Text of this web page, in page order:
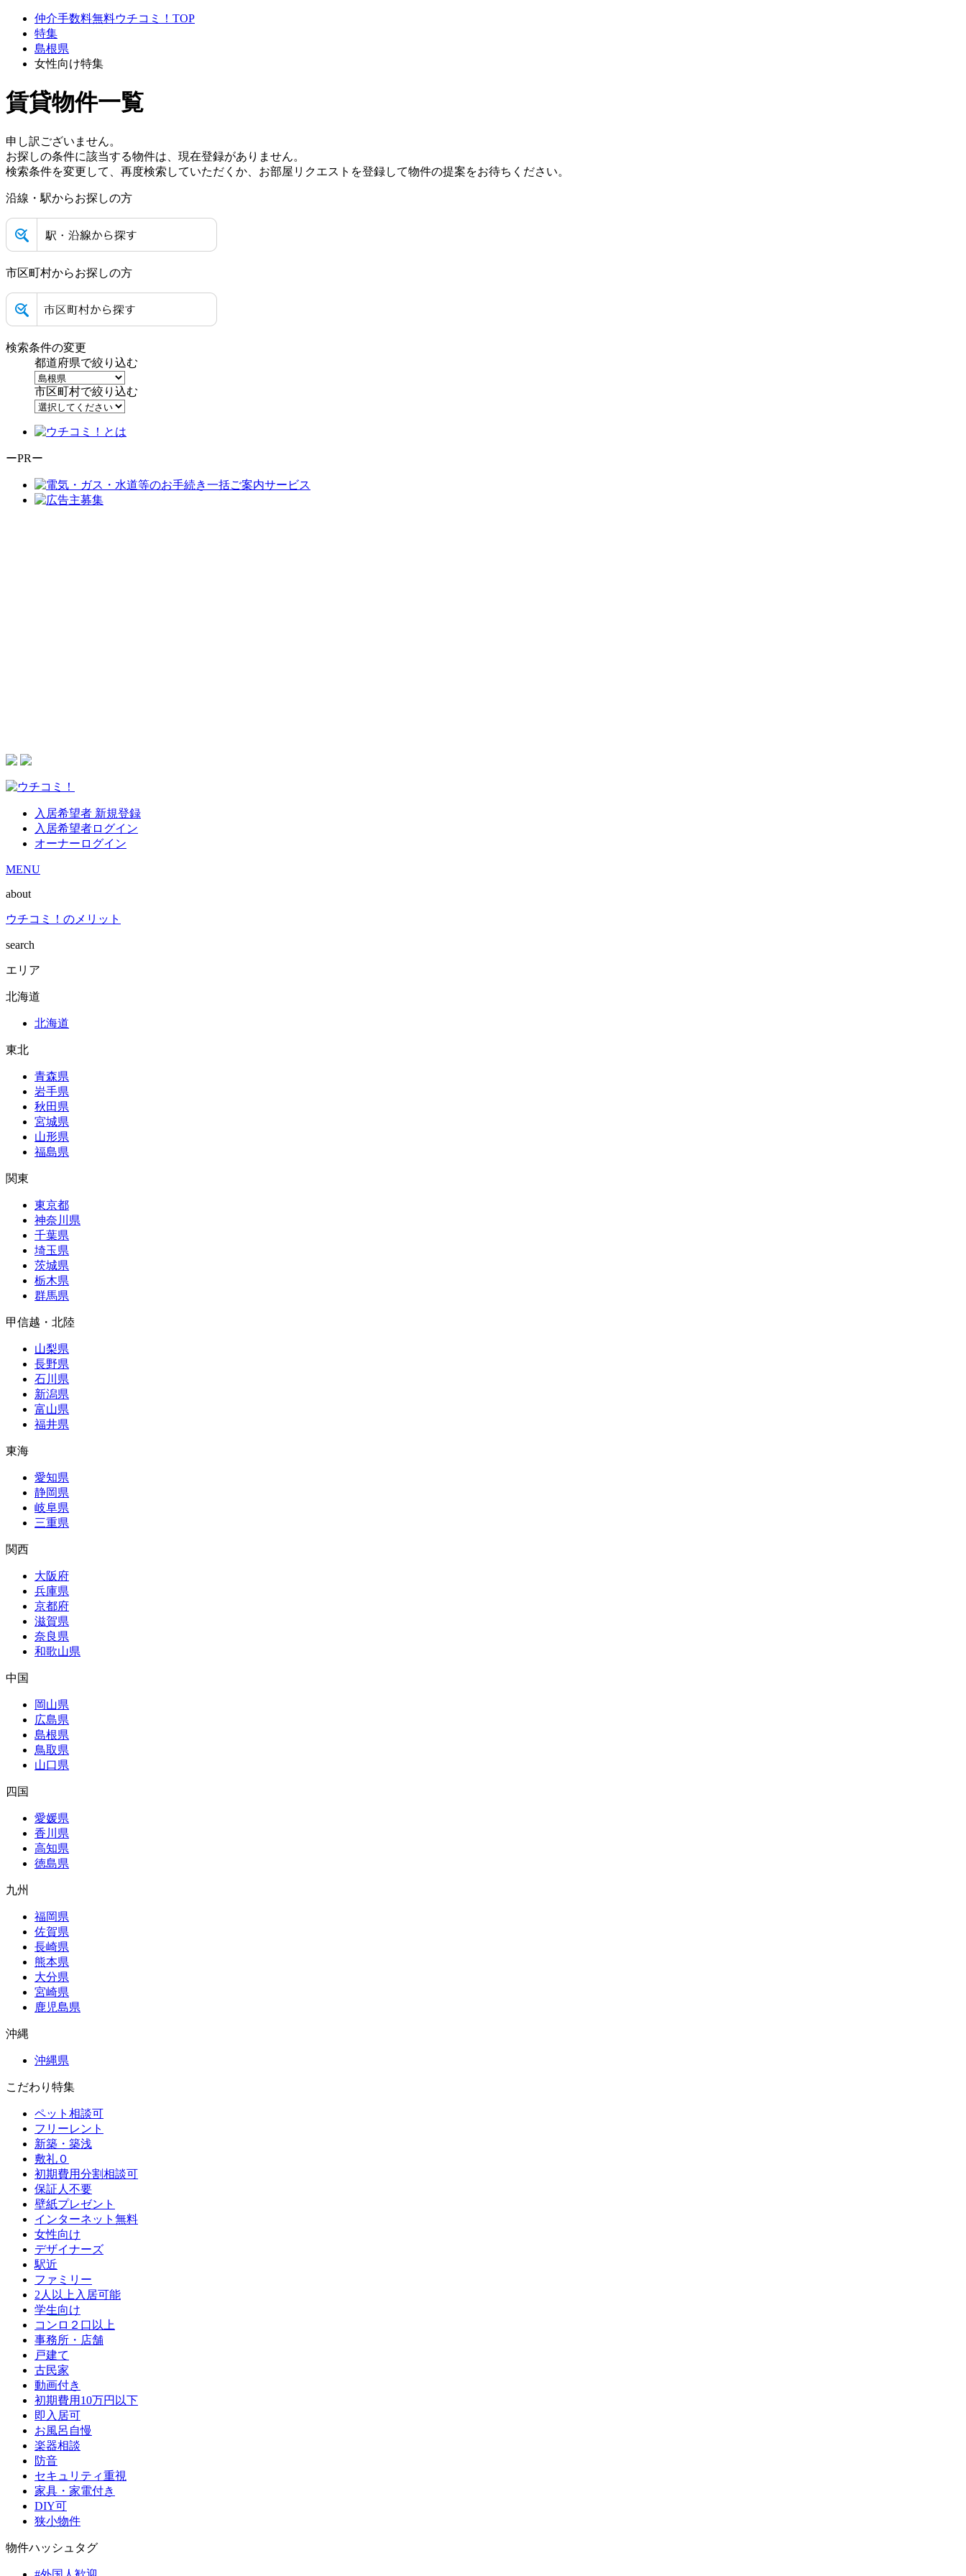
仲介手数料無料ウチコミ！TOP
特集
島根県
女性向け特集
賃貸物件一覧
申し訳ございません。
お探しの条件に該当する物件は、現在登録がありません。
検索条件を変更して、再度検索していただくか、お部屋リクエストを登録して物件の提案をお待ちください。
沿線・駅からお探しの方
市区町村からお探しの方
検索条件の変更
都道府県で絞り込む
市区町村で絞り込む
ーPRー
入居希望者 新規登録
入居希望者ログイン
オーナーログイン
MENU
about
ウチコミ！のメリット
search
エリア
北海道
北海道
東北
青森県
岩手県
秋田県
宮城県
山形県
福島県
関東
東京都
神奈川県
千葉県
埼玉県
茨城県
栃木県
群馬県
甲信越・北陸
山梨県
長野県
石川県
新潟県
富山県
福井県
東海
愛知県
静岡県
岐阜県
三重県
関西
大阪府
兵庫県
京都府
滋賀県
奈良県
和歌山県
中国
岡山県
広島県
島根県
鳥取県
山口県
四国
愛媛県
香川県
高知県
徳島県
九州
福岡県
佐賀県
長崎県
熊本県
大分県
宮崎県
鹿児島県
沖縄
沖縄県
こだわり特集
ペット相談可
フリーレント
新築・築浅
敷礼０
初期費用分割相談可
保証人不要
壁紙プレゼント
インターネット無料
女性向け
デザイナーズ
駅近
ファミリー
2人以上入居可能
学生向け
コンロ２口以上
事務所・店舗
戸建て
古民家
動画付き
初期費用10万円以下
即入居可
お風呂自慢
楽器相談
防音
セキュリティ重視
家具・家電付き
DIY可
狭小物件
物件ハッシュタグ